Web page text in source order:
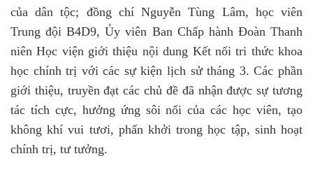
của dân tộc; đồng chí Nguyễn Tùng Lâm, học viên
Trung đội B4D9, Ủy viên Ban Chấp hành Đoàn Thanh
niên Học viện giới thiệu nội dung Kết nối tri thức khoa
học chính trị với các sự kiện lịch sử tháng 3. Các phần
giới thiệu, truyền đạt các chủ đề đã nhận được sự tương
tác tích cực, hưởng ứng sôi nổi của các học viên, tạo
không khí vui tươi, phấn khởi trong học tập, sinh hoạt
chính trị, tư tưởng.